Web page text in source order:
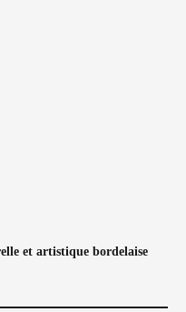
et artistique bordelaise